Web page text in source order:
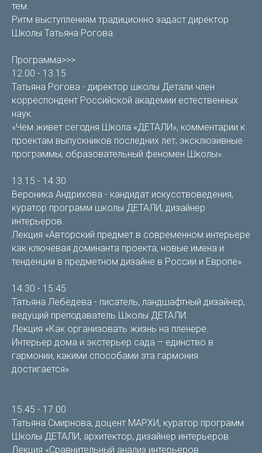
тем.
Ритм выступлениям традиционно задаст директор
Школы Татьяна Рогова.
Программа>>>
12.00 - 13.15
Татьяна Рогова - директор школы Детали член
корреспондент Российской академии естественных
наук.
«Чем живет сегодня Школа «ДЕТАЛИ», комментарии к
проектам выпускников последних лет, эксклюзивные
программы, образовательный феномен Школы».
13.15 - 14.30
Вероника Андрихова - кандидат искусствоведения,
куратор программ школы ДЕТАЛИ, дизайнер
интерьеров.
Лекция «Авторский предмет в современном интерьере
как ключевая доминанта проекта, новые имена и
тенденции в предметном дизайне в России и Европе».
14.30 - 15.45
Татьяна Лебедева - писатель, ландшафтный дизайнер,
ведущий преподаватель Школы ДЕТАЛИ.
Лекция «Как организовать жизнь на пленере.
Интерьер дома и экстерьер сада – единство в
гармонии, какими способами эта гармония
достигается».
15.45 - 17.00
Татьяна Смирнова, доцент МАРХИ, куратор программ
Школы ДЕТАЛИ, архитектор, дизайнер интерьеров.
Лекция «Сравнительный анализ интерьеров